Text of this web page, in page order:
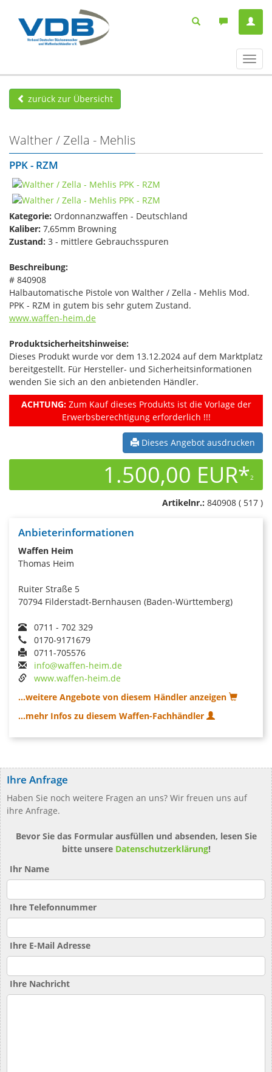
ein-/
zurück zur Übersicht
Walther / Zella - Mehlis
PPK - RZM
Kategorie: Ordonnanzwaffen - Deutschland
Kaliber: 7,65mm Browning
Zustand: 3 - mittlere Gebrauchsspuren
Beschreibung:
# 840908
Halbautomatische Pistole von Walther / Zella - Mehlis Mod.
PPK - RZM in gutem bis sehr gutem Zustand.
www.waffen-heim.de
Produktsicherheitshinweise:
Dieses Produkt wurde vor dem 13.12.2024 auf dem Marktplatz
bereitgestellt. Für Hersteller- und Sicherheitsinformationen
wenden Sie sich an den anbietenden Händler.
ACHTUNG:Zum Kauf dieses Produkts ist die Vorlage der
Erwerbsberechtigung erforderlich !!!
Dieses Angebot ausdrucken
1.500,00 EUR*2
Artikelnr.: 840908 ( 517 )
Anbieterinformationen
Waffen Heim
Thomas Heim
Ruiter Straße 5
70794 Filderstadt-Bernhausen (Baden-Württemberg)
0711 - 702 329
0170-9171679
0711-705576
info@waffen-heim.de
www.waffen-heim.de
...weitere Angebote von diesem Händler anzeigen
...mehr Infos zu diesem Waffen-Fachhändler
Ihre Anfrage
Haben Sie noch weitere Fragen an uns? Wir freuen uns auf
ihre Anfrage.
Bevor Sie das Formular ausfüllen und absenden, lesen Sie
bitte unsere Datenschutzerklärung!
Ihr Name
Ihre Telefonnummer
Ihre E-Mail Adresse
Ihre Nachricht